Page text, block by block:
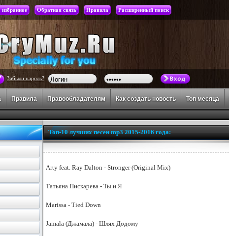
Обратная связь Правила Расширенный поиск
Забыли пароль?
Правила Правообладателям Как создать новость Топ месяца
Топ-10 лучших песен mp3 2015-2016 года:
Arty feat. Ray Dalton - Stronger (Original Mix)
Татьяна Пискарева - Ты и Я
Marissa - Tied Down
Jamala (Джамала) - Шлях Додому